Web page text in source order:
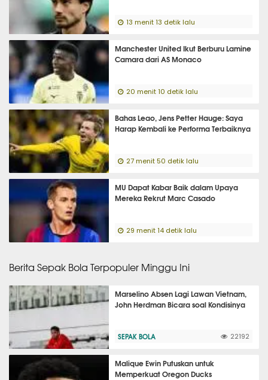
13 menit 13 detik lalu
Manchester United Ikut Berburu Lamine
Camara dari AS Monaco
20 menit 10 detik lalu
Bahas Leao, Jens Petter Hauge: Saya
Harap Kembali ke Performa Terbaiknya
27 menit 50 detik lalu
MU Dapat Kabar Baik dalam Upaya
Mereka Rekrut Marc Casado
29 menit 14 detik lalu
Berita Sepak Bola Terpopuler Minggu Ini
Marselino Absen Lagi Lawan Vietnam,
John Herdman Bicara soal Kondisinya
SEPAK BOLA 22192
Malique Ewin Putuskan untuk
Memperkuat Oregon Ducks